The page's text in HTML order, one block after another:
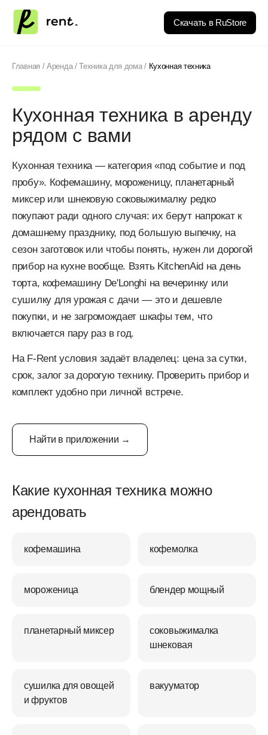
Скачать в RuStore
Главная /Аренда/Техника для дома/ Кухонная техника
Кухонная техника в аренду
рядом с вами
Кухонная техника — категория «под событие и под
пробу». Кофемашину, мороженицу, планетарный
миксер или шнековую соковыжималку редко
покупают ради одного случая: их берут напрокат к
домашнему празднику, под большую выпечку, на
сезон заготовок или чтобы понять, нужен ли дорогой
прибор на кухне вообще. Взять KitchenAid на день
торта, кофемашину De'Longhi на вечеринку или
сушилку для урожая с дачи — это и дешевле
покупки, и не загромождает шкафы тем, что
включается пару раз в год.
На F-Rent условия задаёт владелец: цена за сутки,
срок, залог за дорогую технику. Проверить прибор и
комплект удобно при личной встрече.
Найти в приложении →
Какие кухонная техника можно
арендовать
кофемашина кофемолка
мороженица блендер мощный
планетарный миксер
соковыжималка
шнековая
сушилка для овощей
и фруктов
вакууматор